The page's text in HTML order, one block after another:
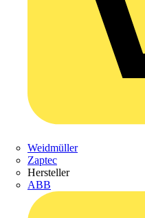
Weidmüller
Zaptec
Hersteller
ABB